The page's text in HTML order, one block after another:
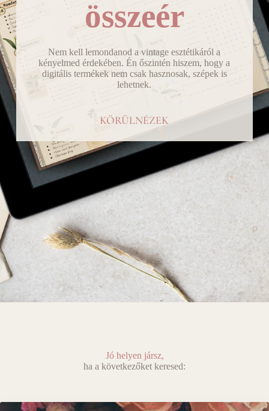
összeér
Nem kell lemondanod a vintage esztétikáról a
kényelmed érdekében. Én őszintén hiszem, hogy a
digitális termékek nem csak hasznosak, szépek is
lehetnek.
KÖRÜLNÉZEK
Jó helyen jársz,
ha a következőket keresed: